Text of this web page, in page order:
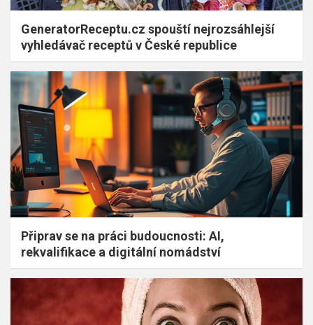
GeneratorReceptu.cz spouští nejrozsáhlejší
vyhledávač receptů v České republice
Připrav se na práci budoucnosti: AI,
rekvalifikace a digitální nomádství